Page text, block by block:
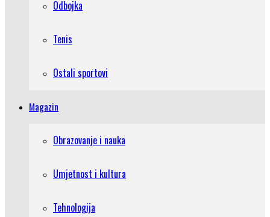
Odbojka
Tenis
Ostali sportovi
Magazin
Obrazovanje i nauka
Umjetnost i kultura
Tehnologija